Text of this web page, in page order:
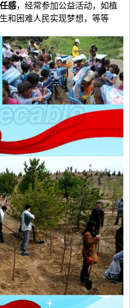
感，经常参加公益活动，如植
和困难人民实现梦想， 等等